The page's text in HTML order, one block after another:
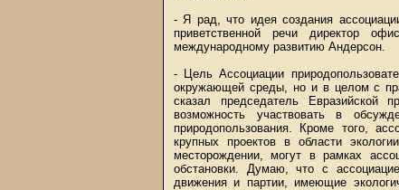
- Я рад, что идея создания
приветственной речи директор
международному развитию Андерсон.
- Цель Ассоциации
окружающей среды, но и в целом с
сказал председатель Евразийской
возможность участвовать в
природопользования. Кроме того,
крупных проектов в области
месторождении, могут в рамках
обстановки. Думаю, что с
движения и партии, имеющие